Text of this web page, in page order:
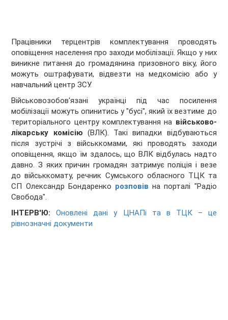
Працівники терцентрів комплектування проводять
оповіщення населення про заходи мобілізації. Якщо у них
виникне питання до громадянина призовного віку, його
можуть оштрафувати, відвезти на медкомісію або у
навчальний центр ЗСУ.
Військовозобов'язані українці під час посилення
мобілізації можуть опинитись у "бусі", який їх везтиме до
територіального центру комплектування на військово-
лікарську комісію (ВЛК). Такі випадки відбуваються
після зустрічі з військкомами, які проводять заходи
оповіщення, якщо їм здалось, що ВЛК відбулась надто
давно. З яких причин громадян затримує поліція і везе
до військкомату, речник Сумського обласного ТЦК та
СП Олександр Бондаренко розповів на порталі "Радіо
Свобода".
ІНТЕРВ'Ю:
Оновлені дані у ЦНАПі та в ТЦК – це
рівнозначні документи